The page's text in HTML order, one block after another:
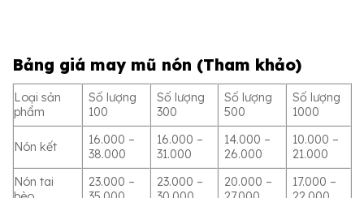
Bảng giá may mũ nón (Tham khảo)
Loại sản
phẩm
Số lượng
100
Số lượng
300
Số lượng
500
Số lượng
1000
Nón kết
16.000 –
38.000
16.000 –
31.000
14.000 –
26.000
10.000 –
21.000
Nón tai
23.000 –
23.000 –
20.000 –
17.000 –